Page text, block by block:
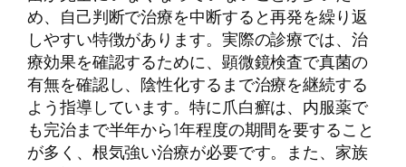
め、自己判断で治療を中断すると再発を繰り返
しやすい特徴があります。実際の診療では、治
療効果を確認するために、顕微鏡検査で真菌の
有無を確認し、陰性化するまで治療を継続する
よう指導しています。特に爪白癬は、内服薬で
も完治まで半年から1年程度の期間を要すること
が多く、根気強い治療が必要です。また、家族